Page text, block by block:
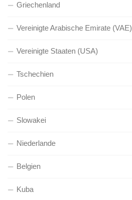
Griechenland
Vereinigte Arabische Emirate (VAE)
Vereinigte Staaten (USA)
Tschechien
Polen
Slowakei
Niederlande
Belgien
Kuba